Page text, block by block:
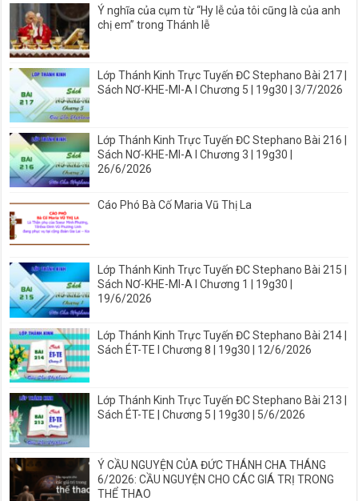
Ý nghĩa của cụm từ “Hy lễ của tôi cũng là của anh
chị em” trong Thánh lễ
Lớp Thánh Kinh Trực Tuyến ĐC Stephano Bài 217 |
Sách NƠ-KHE-MI-A I Chương 5 | 19g30 | 3/7/2026
Lớp Thánh Kinh Trực Tuyến ĐC Stephano Bài 216 |
Sách NƠ-KHE-MI-A I Chương 3 | 19g30 |
26/6/2026
Cáo Phó Bà Cố Maria Vũ Thị La
Lớp Thánh Kinh Trực Tuyến ĐC Stephano Bài 215 |
Sách NƠ-KHE-MI-A I Chương 1 | 19g30 |
19/6/2026
Lớp Thánh Kinh Trực Tuyến ĐC Stephano Bài 214 |
Sách ÉT-TE I Chương 8 | 19g30 | 12/6/2026
Lớp Thánh Kinh Trực Tuyến ĐC Stephano Bài 213 |
Sách ÉT-TE | Chương 5 | 19g30 | 5/6/2026
Ý CẦU NGUYỆN CỦA ĐỨC THÁNH CHA THÁNG
6/2026: CẦU NGUYỆN CHO CÁC GIÁ TRỊ TRONG
THỂ THAO